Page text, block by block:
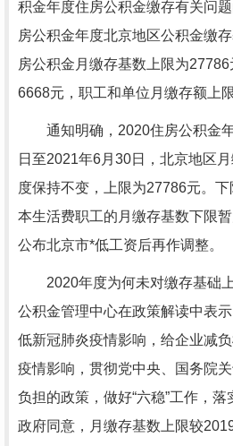
积金年度住房公积金缴存有关问
房公积金年度北京地区公积金缴
房公积金月缴存基数上限为
6668元，职工和单位月缴存额上
通知明确，2020住房公积金年
日至2021年6月30日，北京地区
度保持不变，上限为27786元。
本生活费职工的月缴存基数下限
公布北京市*低工资后再作调整。
2020年度为何未对缴存基础上
公积金管理中心在政策解读中表
低新冠肺炎疫情影响，给企业减
疫情影响，贯彻党中央、国务院
负担的政策，做好“六稳”工作，落
政府同意，月缴存基数上限较